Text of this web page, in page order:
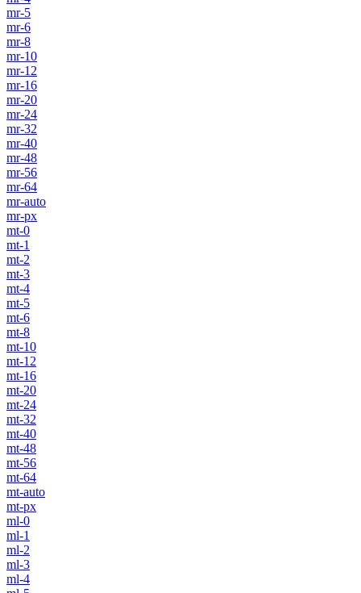
mr-5
mr-6
mr-8
mr-10
mr-12
mr-16
mr-20
mr-24
mr-32
mr-40
mr-48
mr-56
mr-64
mr-auto
mr-px
mt-0
mt-1
mt-2
mt-3
mt-4
mt-5
mt-6
mt-8
mt-10
mt-12
mt-16
mt-20
mt-24
mt-32
mt-40
mt-48
mt-56
mt-64
mt-auto
mt-px
ml-0
ml-1
ml-2
ml-3
ml-4